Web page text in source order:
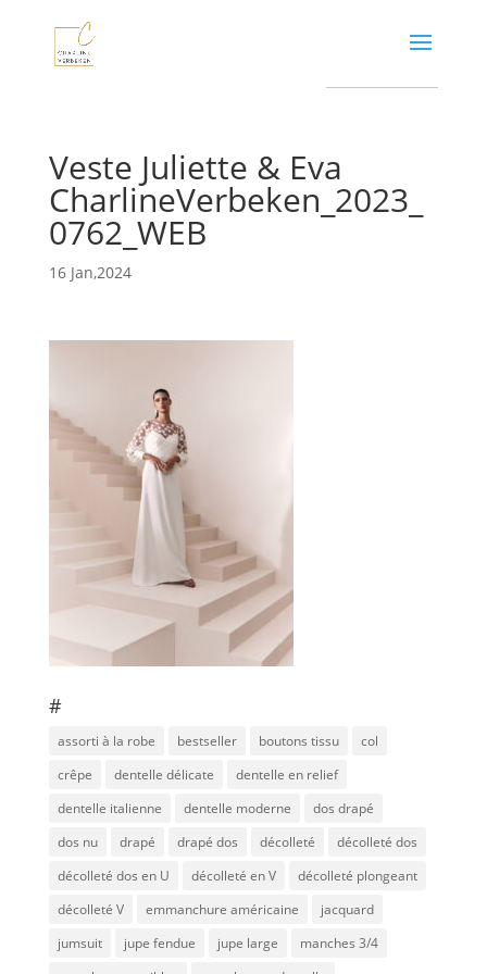
Veste Juliette & Eva
CharlineVerbeken_2023_
0762_WEB
16 Jan,2024
#
assorti à la robe bestseller boutons tissu
col
crêpe
dentelle délicate
dentelle en relief
dentelle italienne
dentelle moderne
dos drapé
dos nu
drapé drapé dos décolleté
décolleté dos
décolleté dos en U
décolleté en V
décolleté plongeant
décolleté V
emmanchure américaine
jacquard
jumsuit
jupe fendue jupe large
manches 3/4